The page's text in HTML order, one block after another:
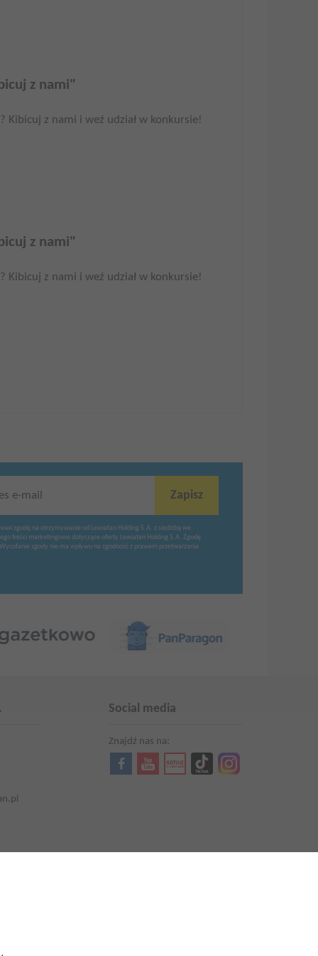
z nami"
Kibicuj z nami i weź udział w konkursie!
z nami"
Kibicuj z nami i weź udział w konkursie!
e-mail Zapisz
zgodę na otrzymywanie od Lewiatan Holding S.A. z siedzibą we
treści marketingowe dotyczące oferty Lewiatan Holding S.A. Zgodę
zgody nie ma wpływu na zgodność z prawem przetwarzania
Social media
Znajdź nas na: